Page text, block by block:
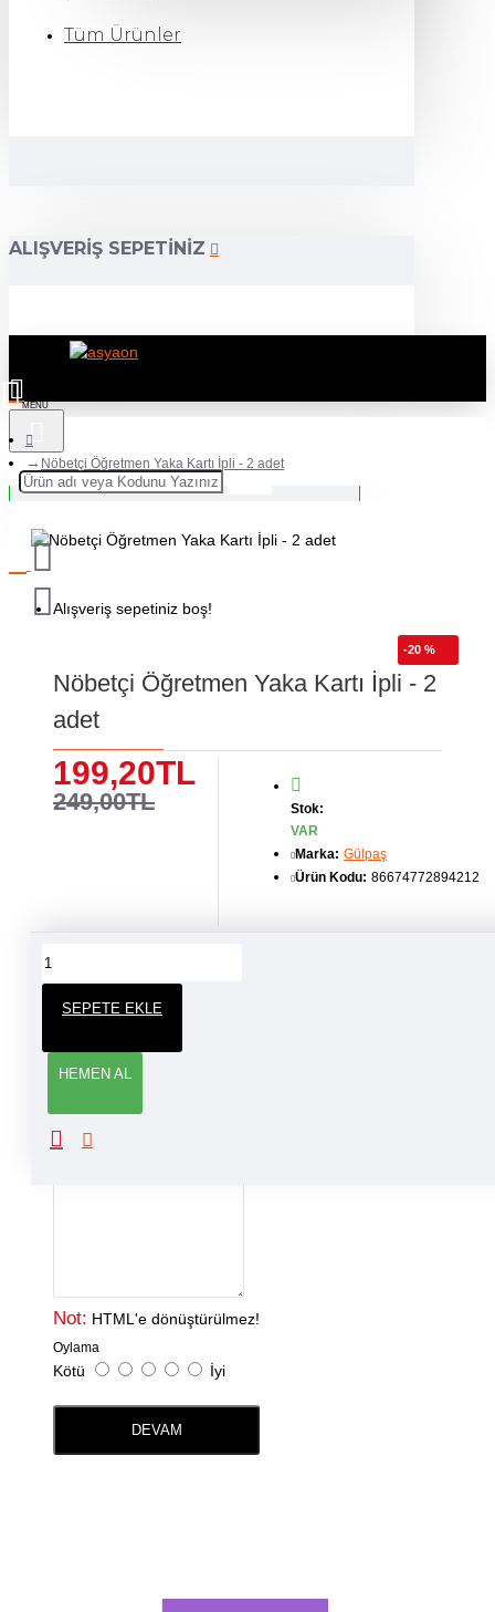
Tüm Ürünler
ALIŞVERIŞ SEPETINIZ
Alışveriş sepetiniz boş!
Nöbetçi Öğretmen Yaka Kartı İpli - 2 adet
-20 %
Nöbetçi Öğretmen Yaka Kartı İpli - 2
adet
199,20TL
249,00TL
Stok:
VAR
Marka: Gülpaş
Ürün Kodu: 86674772894212
SEPETE EKLE
HEMEN AL
ÜRÜN YORUMLARI
Not: HTML'e dönüştürülmez!
Oylama
Kötü İyi
DEVAM